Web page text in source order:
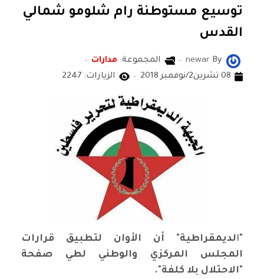
توسيع مستوطنة رام شلومو شمالي
القدس
By
newar المجموعة: مدارات
08 تشرين2/نوفمبر 2018
الزيارات: 2247
"الديمقراطية" أن الأوان لتطبيق قرارات
المجلس المركزي والوطني لطي صفحة
"الاحتلال بلا كلفة".